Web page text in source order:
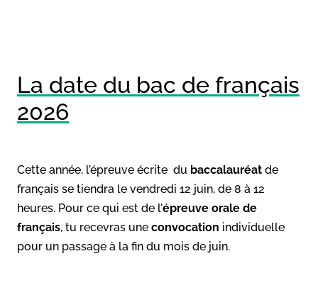
La date du bac de français
2026
Cette année, l’épreuve écrite du baccalauréat de
français se tiendra le vendredi 12 juin, de 8 à 12
heures. Pour ce qui est de l’épreuve orale de
français, tu recevras une convocation individuelle
pour un passage à la fin du mois de juin.